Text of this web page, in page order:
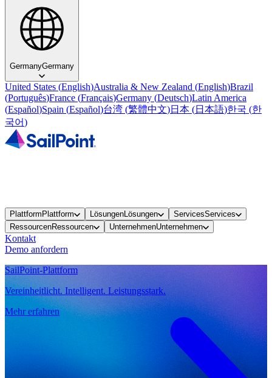
GermanyGermany
United States (English)Australia & New Zealand (English)Brazil
(Português)France (Français)Germany (Deutsch)Latin America
(Español)Spain (Español)台湾 (繁體中文)日本 (日本語)한국 (한
국어)
Plattform Plattform LösungenLösungen ServicesServices
RessourcenRessourcen UnternehmenUnternehmen
Kontakt
Demo anfordern
SailPoint-Plattform
Vereinheitlicht. Intelligent. Leistungsstark.
Mehr erfahren